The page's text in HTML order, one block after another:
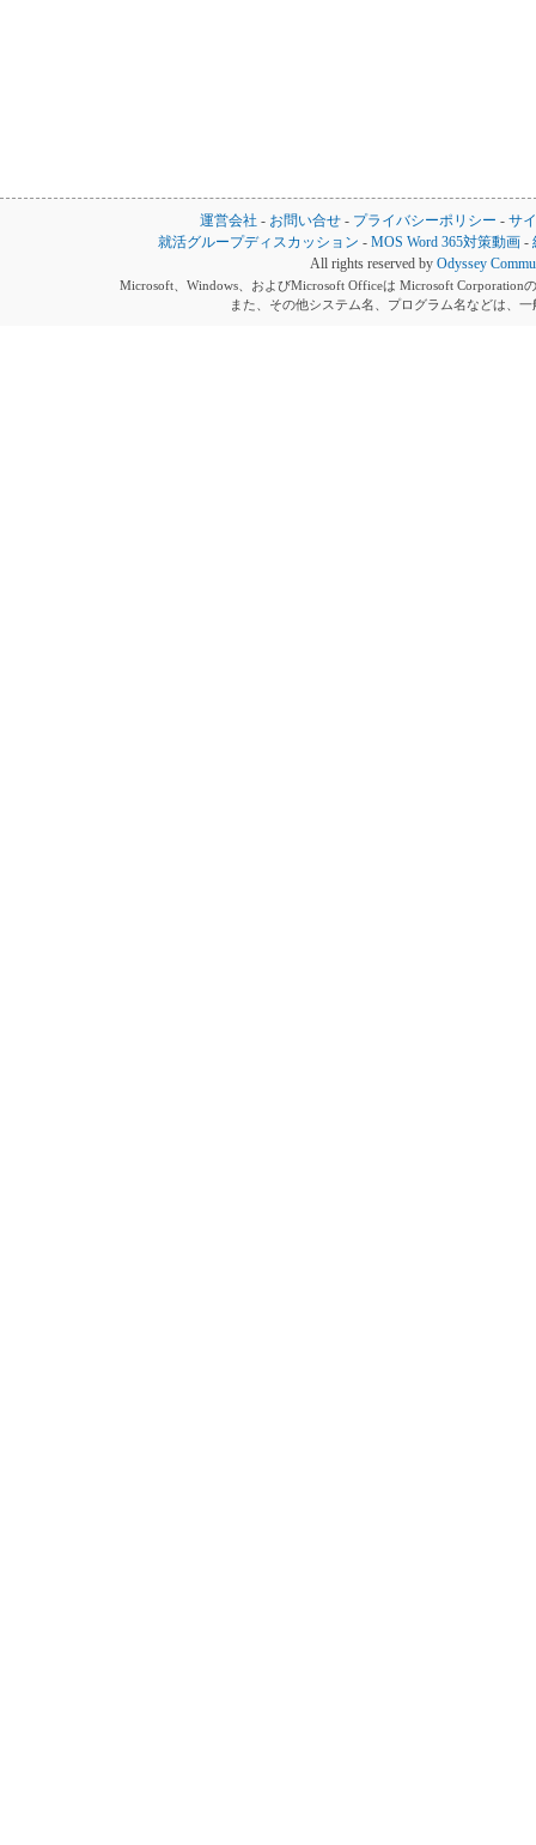
運営会社 - お問い合せ - プライバシーポリシー - サ
就活グループディスカッション -MOS Word 365対策動画 -
All rights reserved by Odyssey
Microsoft、Windows、およびMicrosoft Officeは Microsoft Corporation
また、その他システム名、プログラム名などは、